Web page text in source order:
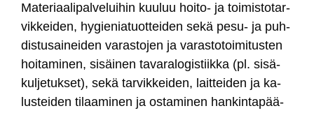
Ma­te­riaa­li­pal­ve­lui­hin kuu­luu hoi­to- ja toi­mis­to­tar­
vik­kei­den, hy­gie­nia­tuot­tei­den se­kä pe­su- ja puh­
dis­tu­sai­nei­den va­ras­to­jen ja va­ras­to­toi­mi­tus­ten
hoi­ta­mi­nen, si­säi­nen ta­va­ra­lo­gis­tiik­ka (pl. si­sä­
kul­je­tuk­set), se­kä tar­vik­kei­den, lait­tei­den ja ka­
lus­tei­den ti­laa­mi­nen ja os­ta­mi­nen han­kin­ta­pää­